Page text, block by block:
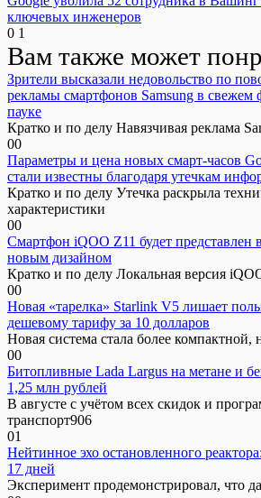
ключевых инженеров
0 1
Вам также может
Зрители высказали недовольство по
рекламы смартфонов Samsung в свежем
пауке
Кратко и по делу Навязчивая реклама
00
Параметры и цена новых смарт-часов
стали известны благодаря утечкам
Кратко и по делу Утечка раскрыла
характеристики
00
Смартфон iQOO Z11 будет представлен
новым дизайном
Кратко и по делу Локальная версия
00
Новая «тарелка» Starlink V5 лишает
дешевому тарифу за 10 долларов
Новая система стала более компактной,
00
Битопливные Lada Largus на метане и
1,25 млн рублей
В августе с учётом всех скидок и
транспорт906
01
Нейтинное эхо остановленного
17 дней
Эксперимент продемонстрировал, что